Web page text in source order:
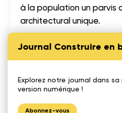
Journal Construire en
Explorez notre journal dans sa
version numérique !
Abonnez-vous
à la population un parvis
architectural unique.
Sous le thème « Le
» et animée par
!), la 16
édition des
conseil québécois a eu
Bibliothèque, à